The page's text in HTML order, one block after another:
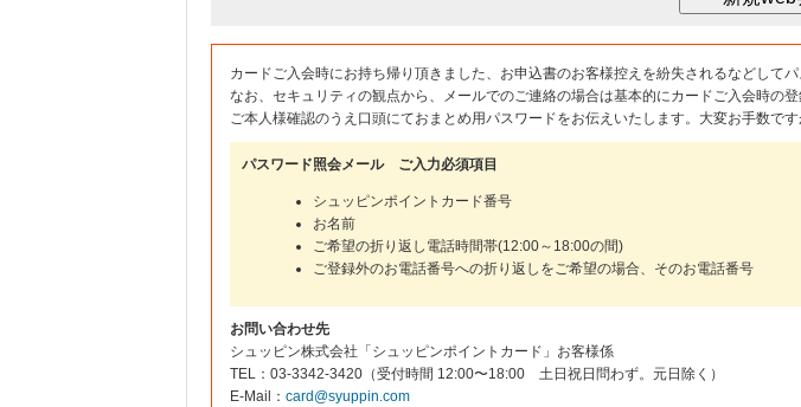
カードご入会時にお持ち帰り頂きました、お申込書のお客様控えを紛失されるなどして
なお、セキュリティの観点から、メールでのご連絡の場合は基本的にカードご入会時の登
ご本人様確認のうえ口頭にておまとめ用パスワードをお伝えいたします。大変お手数で
パスワード照会メール ご入力必須項目
シュッピンポイントカード番号
お名前
ご希望の折り返し電話時間帯(12:00～18:00の間)
ご登録外のお電話番号への折り返しをご希望の場合、そのお電話番号
お問い合わせ先
シュッピン株式会社「シュッピンポイントカード」お客様係
TEL：03-3342-3420（受付時間 12:00〜18:00 土日祝日問わず。元日除く）
E-Mail： card@syuppin.com